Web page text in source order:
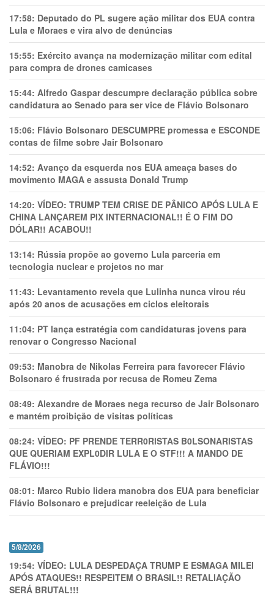
17:58: Deputado do PL sugere ação militar dos EUA contra
Lula e Moraes e vira alvo de denúncias
15:55: Exército avança na modernização militar com edital
para compra de drones camicases
15:44: Alfredo Gaspar descumpre declaração pública sobre
candidatura ao Senado para ser vice de Flávio Bolsonaro
15:06: Flávio Bolsonaro DESCUMPRE promessa e ESCONDE
contas de filme sobre Jair Bolsonaro
14:52: Avanço da esquerda nos EUA ameaça bases do
movimento MAGA e assusta Donald Trump
14:20: VÍDEO: TRUMP TEM CRlSE DE PÂNlCO APÓS LULA E
CHINA LANÇAREM PIX INTERNACIONAL!! É O FIM DO
DÓLAR!! ACABOU!!
13:14: Rússia propõe ao governo Lula parceria em
tecnologia nuclear e projetos no mar
11:43: Levantamento revela que Lulinha nunca virou réu
após 20 anos de acusações em ciclos eleitorais
11:04: PT lança estratégia com candidaturas jovens para
renovar o Congresso Nacional
09:53: Manobra de Nikolas Ferreira para favorecer Flávio
Bolsonaro é frustrada por recusa de Romeu Zema
08:49: Alexandre de Moraes nega recurso de Jair Bolsonaro
e mantém proibição de visitas políticas
08:24: VÍDEO: PF PRENDE TERR0RlSTAS B0LSONARlSTAS
QUE QUERIAM EXPL0DlR LULA E O STF!!! A MANDO DE
FLÁVIO!!!
08:01: Marco Rubio lidera manobra dos EUA para beneficiar
Flávio Bolsonaro e prejudicar reeleição de Lula
5/8/2026
19:54: VÍDEO: LULA DESPEDAÇA TRUMP E ESMAGA MILEI
APÓS ATAQUES!! RESPEITEM O BRASIL!! RETALIAÇÃO
SERÁ BRUTAL!!!